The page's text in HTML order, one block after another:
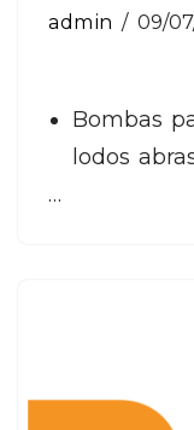
admin
09/
Bombas
lodos
…